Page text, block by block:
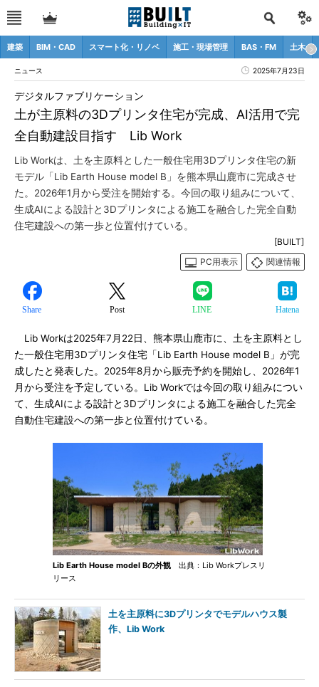
建築 BIM・CAD スマート化・リノベ 施工・現場管理 BAS・FM 土木
ニュース 2025年7月23日
土が主原料の3Dプリンタ住宅が完成、AI活用で完
全自動建設目指す Lib Work
デジタルファブリケーション
Lib Workは、土を主原料とした一般住宅用3Dプリンタ住宅の新
モデル「Lib Earth House model B」を熊本県山鹿市に完成させ
た。2026年1月から受注を開始する。今回の取り組みについて、
生成AIによる設計と3Dプリンタによる施工を融合した完全自動
住宅建設への第一歩と位置付けている。
[BUILT]
PC用表示
関連情報
Share Post LINE Hatena
Lib Workは2025年7月22日、熊本県山鹿市に、土を主原料とし
た一般住宅用3Dプリンタ住宅「Lib Earth House model B」が完
成したと発表した。2025年8月から販売予約を開始し、2026年1
月から受注を予定している。Lib Workでは今回の取り組みについ
て、生成AIによる設計と3Dプリンタによる施工を融合した完全
自動住宅建設への第一歩と位置付けている。
Lib Earth House model Bの外観 出典：Lib Workプレスリ
リース
土を主原料に3Dプリンタでモデルハウス製
作、Lib Work